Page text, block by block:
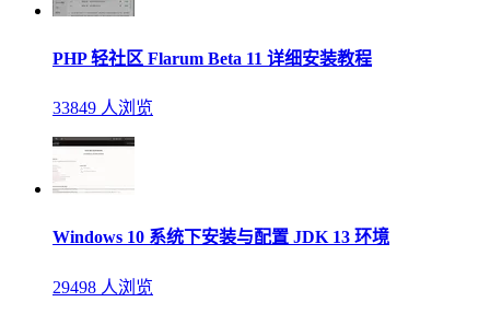
PHP 轻社区 Flarum Beta 11 详细安装教程
33849 人浏览
Windows 10 系统下安装与配置 JDK 13 环境
29498 人浏览